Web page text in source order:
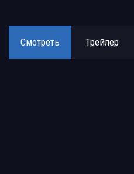
Смотреть Трейлер